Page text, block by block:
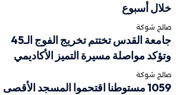
خلال أسبوع
صالح شوكة
جامعة القدس تختتم تخريج الفوج الـ45
وتؤكد مواصلة مسيرة التميز الأكاديمي
صالح شوكة
1059 مستوطنا اقتحموا المسجد الأقصى